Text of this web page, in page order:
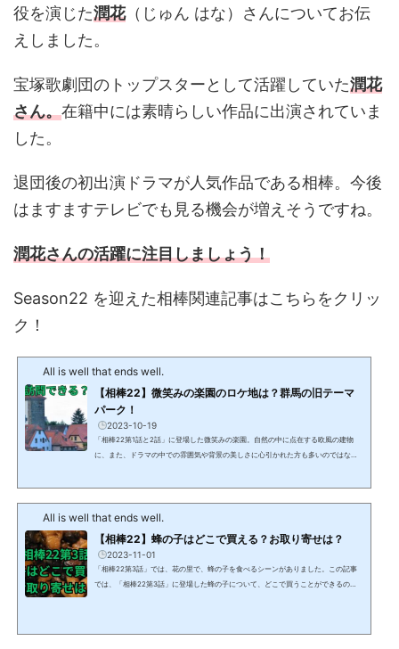
役を演じた潤花（じゅん はな）さんについてお伝
えしました。
宝塚歌劇団のトップスターとして活躍していた潤花
さん。在籍中には素晴らしい作品に出演されていま
した。
退団後の初出演ドラマが人気作品である相棒。今後
はますますテレビでも見る機会が増えそうですね。
潤花さんの活躍に注目しましょう！
Season22 を迎えた相棒関連記事はこちらをクリッ
ク！
All is well that ends well.
【相棒22】微笑みの楽園のロケ地は？群馬の旧テーマ
パーク！
2023-10-19
「相棒22第1話と2話」に登場した微笑みの楽園。自然の中に点在する欧風の建物
に、また、ドラマの中での雰囲気や背景の美しさに心引かれた方も多いのではない
ケ地は、群馬県前橋市の林牧場です。林牧場はどんな会社？ 群馬県前橋市の林牧場
All is well that ends well.
【相棒22】蜂の子はどこで買える？お取り寄せは？
2023-11-01
「相棒22第3話」では、花の里で、蜂の子を食べるシーンがありました。この記事
では、「相棒22第3話」に登場した蜂の子について、どこで買うことができるの